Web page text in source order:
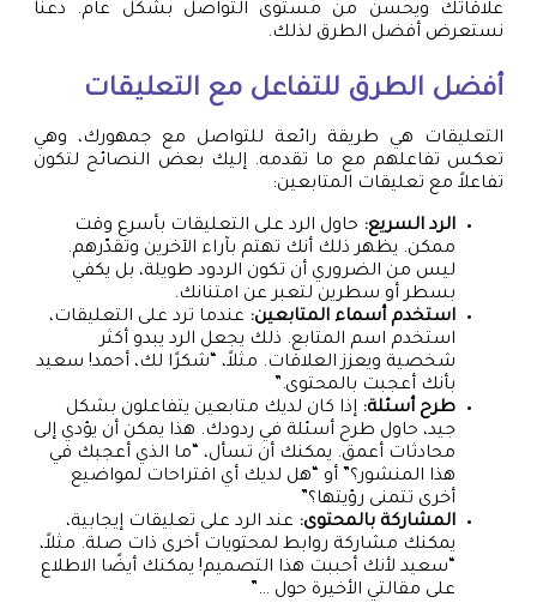
علاقاتك ويحسن من مستوى التواصل بشكل عام. دعنا
نستعرض أفضل الطرق لذلك.
أفضل الطرق للتفاعل مع التعليقات
التعليقات هي طريقة رائعة للتواصل مع جمهورك، وهي
تعكس تفاعلهم مع ما تقدمه. إليك بعض النصائح لتكون
تفاعلاً مع تعليقات المتابعين:
الرد السريع: حاول الرد على التعليقات بأسرع وقت
ممكن. يظهر ذلك أنك تهتم بآراء الآخرين وتقدّرهم.
ليس من الضروري أن تكون الردود طويلة، بل يكفي
بسطر أو سطرين لتعبر عن امتنانك.
استخدم أسماء المتابعين: عندما ترد على التعليقات،
استخدم اسم المتابع. ذلك يجعل الرد يبدو أكثر
شخصية ويعزز العلاقات. مثلاً، “شكرًا لك، أحمد! سعيد
بأنك أعجبت بالمحتوى.”
طرح أسئلة: إذا كان لديك متابعين يتفاعلون بشكل
جيد، حاول طرح أسئلة في ردودك. هذا يمكن أن يؤدي إلى
محادثات أعمق. يمكنك أن تسأل، “ما الذي أعجبك في
هذا المنشور؟” أو “هل لديك أي اقتراحات لمواضيع
أخرى تتمنى رؤيتها؟”
المشاركة بالمحتوى: عند الرد على تعليقات إيجابية،
يمكنك مشاركة روابط لمحتويات أخرى ذات صلة. مثلاً،
“سعيد لأنك أحببت هذا التصميم! يمكنك أيضًا الاطلاع
على مقالتي الأخيرة حول …”